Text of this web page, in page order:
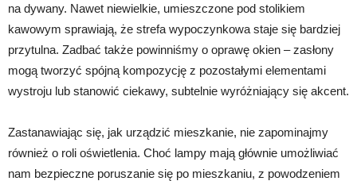
na dywany. Nawet niewielkie, umieszczone pod stolikiem
kawowym sprawiają, że strefa wypoczynkowa staje się bardziej
przytulna. Zadbać także powinniśmy o oprawę okien – zasłony
mogą tworzyć spójną kompozycję z pozostałymi elementami
wystroju lub stanowić ciekawy, subtelnie wyróżniający się akcent.
Zastanawiając się, jak urządzić mieszkanie, nie zapominajmy
również o roli oświetlenia. Choć lampy mają głównie umożliwiać
nam bezpieczne poruszanie się po mieszkaniu, z powodzeniem